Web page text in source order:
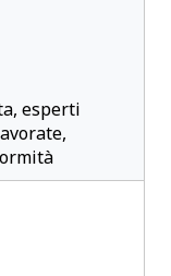
esperti